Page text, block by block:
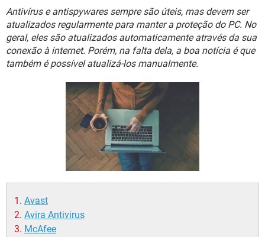
INSTAGRAM GMAIL
GUIA DE COMPRAS
OUTLOOK EXCEL
INSTAGRAM GMAIL
GUIA DE COMPRAS
JOGOS WHATSAPP
CELULAR FACEBOOK
OUTLOOK EXCEL
INSTAGRAM GMAIL
Antivírus e antispywares sempre são úteis, mas devem ser
atualizados regularmente para manter a proteção do PC. No
geral, eles são atualizados automaticamente através da sua
conexão à internet. Porém, na falta dela, a boa notícia é que
também é possível atualizá-los manualmente.
Avast
Avira Antivirus
McAfee